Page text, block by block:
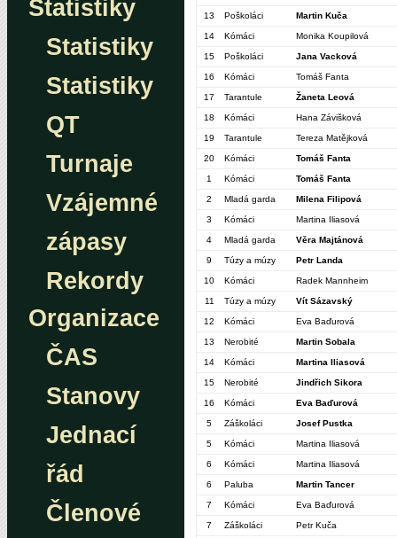
Statistiky
Statistiky
Statistiky
QT
Turnaje
Vzájemné
zápasy
Rekordy
Organizace
ČAS
Stanovy
Jednací
řád
Členové
13 Poškoláci Martin Kuča
14 Kómáci Monika Koupilová
15 Poškoláci Jana Vacková
16 Kómáci Tomáš Fanta
17 Tarantule Žaneta Leová
18 Kómáci Hana Závišková
19 Tarantule Tereza Matějková
20 Kómáci Tomáš Fanta
1 Kómáci Tomáš Fanta
2 Mladá garda Milena Filipová
3 Kómáci Martina Iliasová
4 Mladá garda Věra Majtánová
9 Túzy a múzy Petr Landa
10 Kómáci Radek Mannheim
11 Túzy a múzy Vít Sázavský
12 Kómáci Eva Baďurová
13 Nerobité Martin Sobala
14 Kómáci Martina Iliasová
15 Nerobité Jindřich Sikora
16 Kómáci Eva Baďurová
5 Záškoláci Josef Pustka
5 Kómáci Martina Iliasová
6 Kómáci Martina Iliasová
6 Paluba Martin Tancer
7 Kómáci Eva Baďurová
7 Záškoláci Petr Kuča